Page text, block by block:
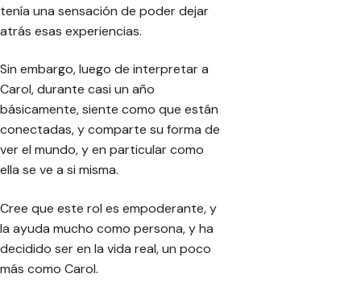
tenía una sensación de poder dejar
atrás esas experiencias.
Sin embargo, luego de interpretar a
Carol, durante casi un año
básicamente, siente como que están
conectadas, y comparte su forma de
ver el mundo, y en particular como
ella se ve a si misma.
Cree que este rol es empoderante, y
la ayuda mucho como persona, y ha
decidido ser en la vida real, un poco
más como Carol.